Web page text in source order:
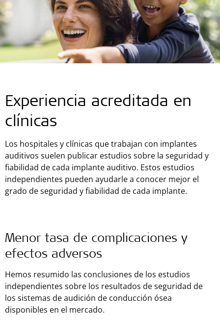
Experiencia acreditada en
clínicas
Los hospitales y clínicas que trabajan con implantes
auditivos suelen publicar estudios sobre la seguridad y
fiabilidad de cada implante auditivo. Estos estudios
independientes pueden ayudarle a conocer mejor el
grado de seguridad y fiabilidad de cada implante.
Menor tasa de complicaciones y
efectos adversos
Hemos resumido las conclusiones de los estudios
independientes sobre los resultados de seguridad de
los sistemas de audición de conducción ósea
disponibles en el mercado.